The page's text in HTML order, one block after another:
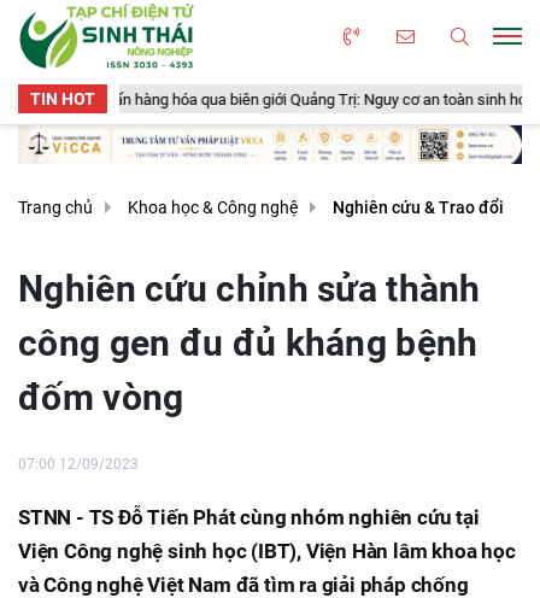
TIN HOT
50 tấn hàng hóa qua biên giới Quảng Trị: Nguy cơ an toàn sinh học, an toàn
Trang chủ Khoa học & Công nghệ Nghiên cứu & Trao đổi
Nghiên cứu chỉnh sửa thành
công gen đu đủ kháng bệnh
đốm vòng
07:00 12/09/2023
STNN - TS Đỗ Tiến Phát cùng nhóm nghiên cứu tại
Viện Công nghệ sinh học (IBT), Viện Hàn lâm khoa học
và Công nghệ Việt Nam đã tìm ra giải pháp chống